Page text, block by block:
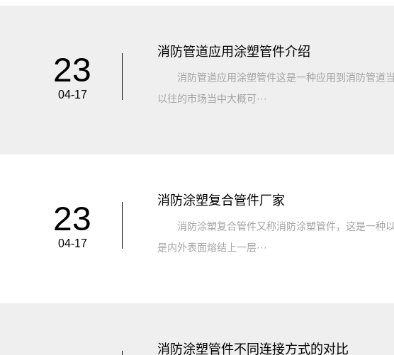
23
04-17
消防管道应用涂塑管件介绍
消防管道应用涂塑管件这是一种应用到消防管道当
以往的市场当中大概可···
23
04-17
消防涂塑复合管件厂家
消防涂塑复合管件又称消防涂塑管件，这是一种以
是内外表面熔结上一层···
消防涂塑管件不同连接方式的对比